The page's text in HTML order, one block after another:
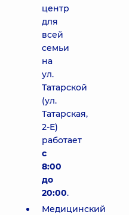
центр
для
всей
семьи
на
ул.
Татарской
(ул.
Татарская,
2-Е)
работает
с
8:00
до
20:00.
Медицинский